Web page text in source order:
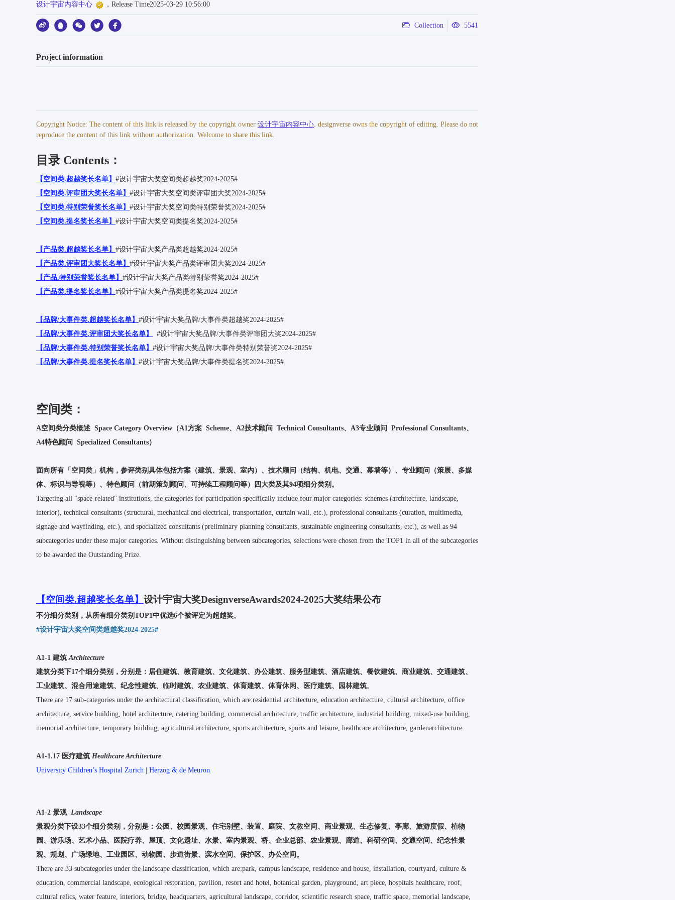
设计宇宙内容中心 ，Release Time2025-03-29 10:56:00
Collection 5541
Project information
Copyright Notice: The content of this link is released by the copyright owner 设计宇宙内容中心. designverse owns the copyright of editing. Please do not
reproduce the content of this link without authorization. Welcome to share this link.
目录 Contents：
【空间类.超越奖长名单】 #设计宇宙大奖空间类超越奖2024-2025#
【空间类.评审团大奖长名单】 #设计宇宙大奖空间类评审团大奖2024-2025#
【空间类.特别荣誉奖长名单】 #设计宇宙大奖空间类特别荣誉奖2024-2025#
【空间类.提名奖长名单】 #设计宇宙大奖空间类提名奖2024-2025#
【产品类.超越奖长名单】 #设计宇宙大奖产品类超越奖2024-2025#
【产品类.评审团大奖长名单】 #设计宇宙大奖产品类评审团大奖2024-2025#
【产品.特别荣誉奖长名单】 #设计宇宙大奖产品类特别荣誉奖2024-2025#
【产品类.提名奖长名单】 #设计宇宙大奖产品类提名奖2024-2025#
【品牌/大事件类.超越奖长名单】 #设计宇宙大奖品牌/大事件类超越奖2024-2025#
【品牌/大事件类.评审团大奖长名单】
#设计宇宙大奖品牌/大事件类评审团大奖2024-2025#
【品牌/大事件类.特别荣誉奖长名单】 #设计宇宙大奖品牌/大事件类特别荣誉奖2024-2025#
【品牌/大事件类.提名奖长名单】 #设计宇宙大奖品牌/大事件类提名奖2024-2025#
空间类：
A空间类分类概述 Space Category Overview（A1方案 Scheme、A2技术顾问 Technical Consultants、A3专业顾问 Professional Consultants、
A4特色顾问 Specialized Consultants）
面向所有「空间类」机构，参评类别具体包括方案（建筑、景观、室内）、技术顾问（结构、机电、交通、幕墙等）、专业顾问（策展、多媒
体、标识与导视等）、特色顾问（前期策划顾问、可持续工程顾问等）四大类及其94项细分类别。
Targeting all "space-related" institutions, the categories for participation specifically include four major categories: schemes (architecture, landscape,
interior), technical consultants (structural, mechanical and electrical, transportation, curtain wall, etc.), professional consultants (curation, multimedia,
signage and wayfinding, etc.), and specialized consultants (preliminary planning consultants, sustainable engineering consultants, etc.), as well as 94
subcategories under these major categories. Without distinguishing between subcategories, selections were chosen from the TOP1 in all of the subcategories
to be awarded the Outstanding Prize.
【空间类.超越奖长名单】 设计宇宙大奖DesignverseAwards2024-2025大奖结果公布
不分细分类别，从所有细分类别TOP1中优选6个被评定为超越奖。
#设计宇宙大奖空间类超越奖2024-2025#
A1-1 建筑Architecture
建筑分类下17个细分类别，分别是：居住建筑、教育建筑、文化建筑、办公建筑、服务型建筑、酒店建筑、餐饮建筑、商业建筑、交通建筑、
工业建筑、混合用途建筑、纪念性建筑、临时建筑、农业建筑、体育建筑、体育休闲、医疗建筑、园林建筑。
There are 17 sub-categories under the architectural classification, which are:residential architecture, education architecture, cultural architecture, office
architecture, service building, hotel architecture, catering building, commercial architecture, traffic architecture, industrial building, mixed-use building,
memorial architecture, temporary building, agricultural architecture, sports architecture, sports and leisure, healthcare architecture, gardenarchitecture.
A1-1.17 医疗建筑 Healthcare Architecture
University Children’s Hospital Zurich | Herzog & de Meuron
A1-2 景观 Landscape
景观分类下设33个细分类别，分别是： 公园、校园景观、住宅别墅、装置、庭院、文教空间、商业景观、生态修复、亭廊、旅游度假、植物
园、游乐场、艺术小品、医院疗养、屋顶、文化遗址、水景、室内景观、桥、企业总部、农业景观、廊道、科研空间、交通空间、纪念性景
观、规划、广场绿地、工业园区、动物园、步道街景、滨水空间、保护区、办公空间 。
There are 33 subcategories under the landscape classification, which are:park, campus landscape, residence and house, installation, courtyard, culture &
education, commercial landscape, ecological restoration, pavilion, resort and hotel, botanical garden, playground, art piece, hospitals healthcare, roof,
cultural relics, water feature, interiors, bridge, headquarters, agricultural landscape, corridor, scientific research space, traffic space, memorial landscape,